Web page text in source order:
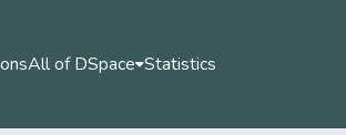
All of DSpace Statistics